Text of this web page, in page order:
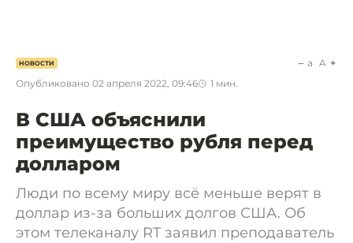
НОВОСТИ
Опубликовано 02 апреля 2022, 09:46 1 мин.
a A
В США объяснили
преимущество рубля перед
долларом
Люди по всему миру всё меньше верят в
доллар из-за больших долгов США. Об
этом телеканалу RT заявил преподаватель